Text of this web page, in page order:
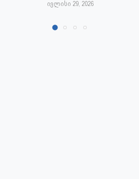
ივლისი 29, 2026